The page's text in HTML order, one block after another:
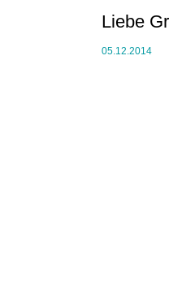
Liebe
05.12.2014